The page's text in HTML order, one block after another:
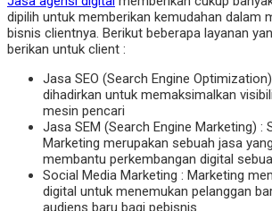
dipilih untuk memberikan kemudahan dalam
bisnis clientnya. Berikut beberapa layanan
berikan untuk client :
Jasa SEO (Search Engine
dihadirkan untuk memaksimalkan
mesin pencari
Jasa SEM (Search Engine Marketing) :
Marketing merupakan sebuah jasa
membantu perkembangan digital
Social Media Marketing : Marketing
digital untuk menemukan pelanggan
audiens baru bagi pebisnis